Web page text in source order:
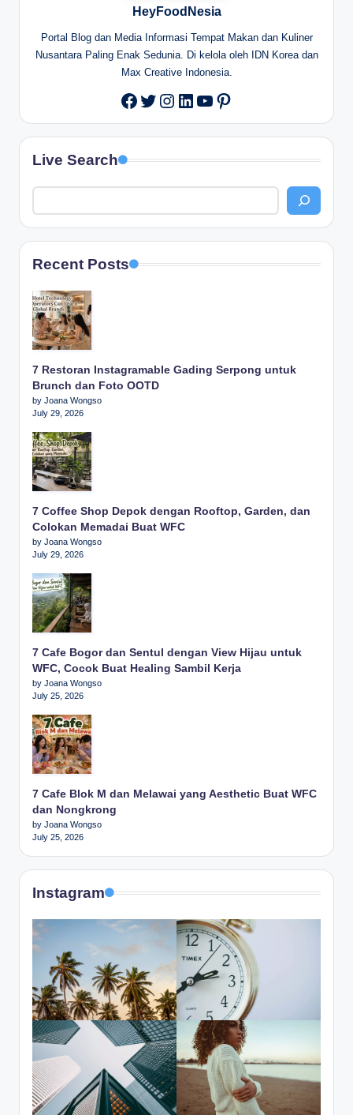
HeyFoodNesia
Portal Blog dan Media Informasi Tempat Makan dan Kuliner
Nusantara Paling Enak Sedunia. Di kelola oleh IDN Korea dan
Max Creative Indonesia.
Facebook
Twitter
Instagram
LinkedIn
YouTube
Pinterest
Live Search
Recent Posts
7 Restoran Instagramable Gading Serpong untuk
Brunch dan Foto OOTD
by Joana Wongso
July 29, 2026
7 Coffee Shop Depok dengan Rooftop, Garden, dan
Colokan Memadai Buat WFC
by Joana Wongso
July 29, 2026
7 Cafe Bogor dan Sentul dengan View Hijau untuk
WFC, Cocok Buat Healing Sambil Kerja
by Joana Wongso
July 25, 2026
7 Cafe Blok M dan Melawai yang Aesthetic Buat WFC
dan Nongkrong
by Joana Wongso
July 25, 2026
Instagram